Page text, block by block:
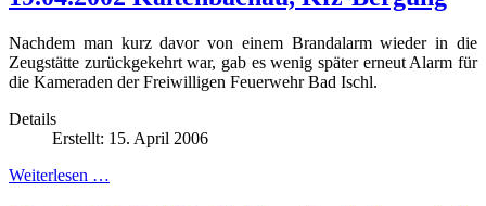
Nachdem man kurz davor von einem Brandalarm wieder in die
Zeugstätte zurückgekehrt war, gab es wenig später erneut Alarm für
die Kameraden der Freiwilligen Feuerwehr Bad Ischl.
Details
Erstellt: 15. April 2006
Weiterlesen …